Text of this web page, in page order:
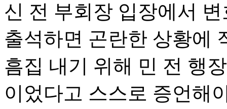
신 전 부회장 입장에서
출석하면 곤란한 상황에
흠집 내기 위해 민 전 행
이었다고 스스로 증언해